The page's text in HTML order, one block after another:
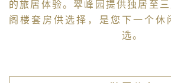
的旅居体验。翠峰园提供独居至
阁楼套房供选择，是您下一个休
选。